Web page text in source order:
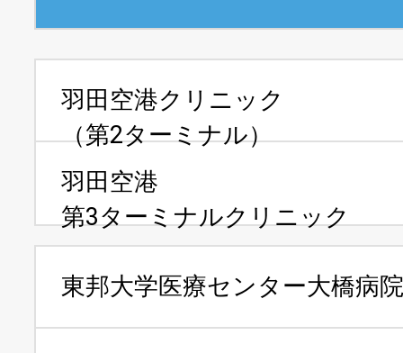
羽田空港クリニック
（第2ターミナル）
羽田空港
第3ターミナルクリニック
東邦大学医療センター大橋病